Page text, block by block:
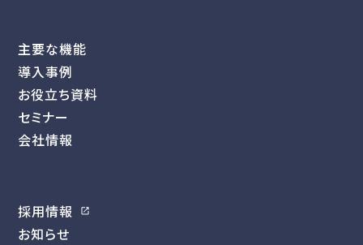
主要な機能
導入事例
お役立ち資料
セミナー
会社情報
採用情報
お知らせ